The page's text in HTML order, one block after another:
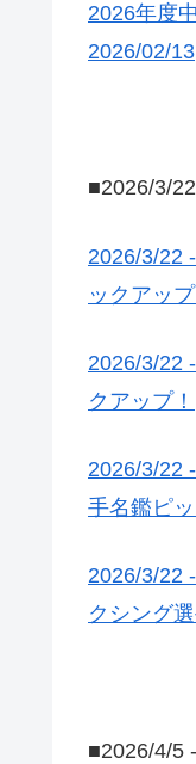
2026年度
2026/02/13
■2026/3/
2026/3/22
ックアップ
2026/3/22
クアップ！
2026/3/22
手名鑑ピ
2026/3/22
クシング
■2026/4/5